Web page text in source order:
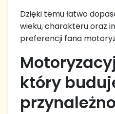
Dzięki temu łatwo
wieku, charakteru oraz
preferencji fana
który